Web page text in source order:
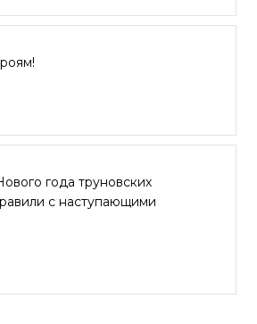
года труновских
с наступающими